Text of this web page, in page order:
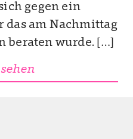
gegen ein
das am Nachmittag
wurde. […]